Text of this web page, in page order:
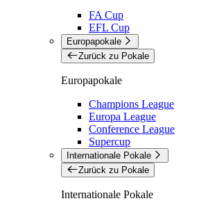
FA Cup
EFL Cup
Europapokale
Zurück zu Pokale
Europapokale
Champions League
Europa League
Conference League
Supercup
Internationale Pokale
Zurück zu Pokale
Internationale Pokale